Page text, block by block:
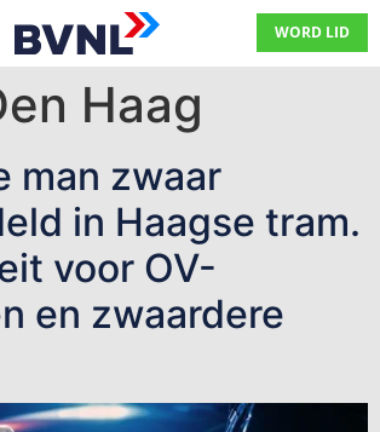
WORD LID
Haag
man zwaar
in Haagse tram.
voor OV-
en zwaardere